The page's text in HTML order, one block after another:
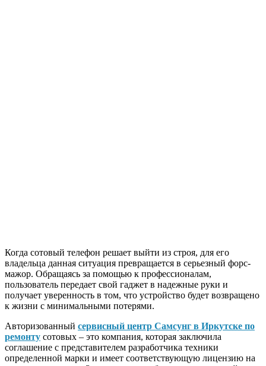
Когда сотовый телефон решает выйти из строя, для его
владельца данная ситуация превращается в серьезный форс-
мажор. Обращаясь за помощью к профессионалам,
пользователь передает свой гаджет в надежные руки и
получает уверенность в том, что устройство будет возвращено
к жизни с минимальными потерями.
Авторизованный сервисный центр Самсунг в Иркутске по
ремонту сотовых – это компания, которая заключила
соглашение с представителем разработчика техники
определенной марки и имеет соответствующую лицензию на